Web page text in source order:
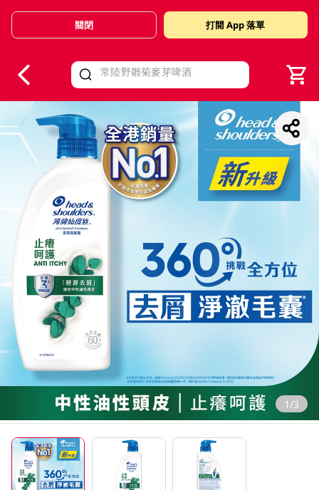
Valid Until 30 June 2026
關閉 打開 App 落單
1/3